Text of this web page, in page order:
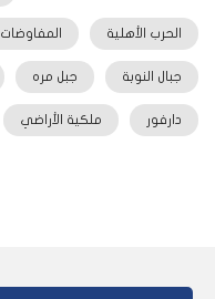
الحرب الأهلية المفاوضات
جبال النوبة جبل مره
دارفور ملكية الأراضي